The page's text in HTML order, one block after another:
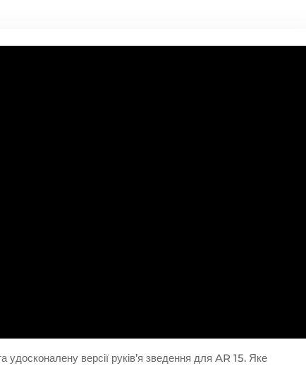
удосконалену версії руків’я зведення для AR 15. Яке